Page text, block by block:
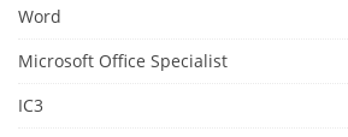
Word
Microsoft Office Specialist
IC3